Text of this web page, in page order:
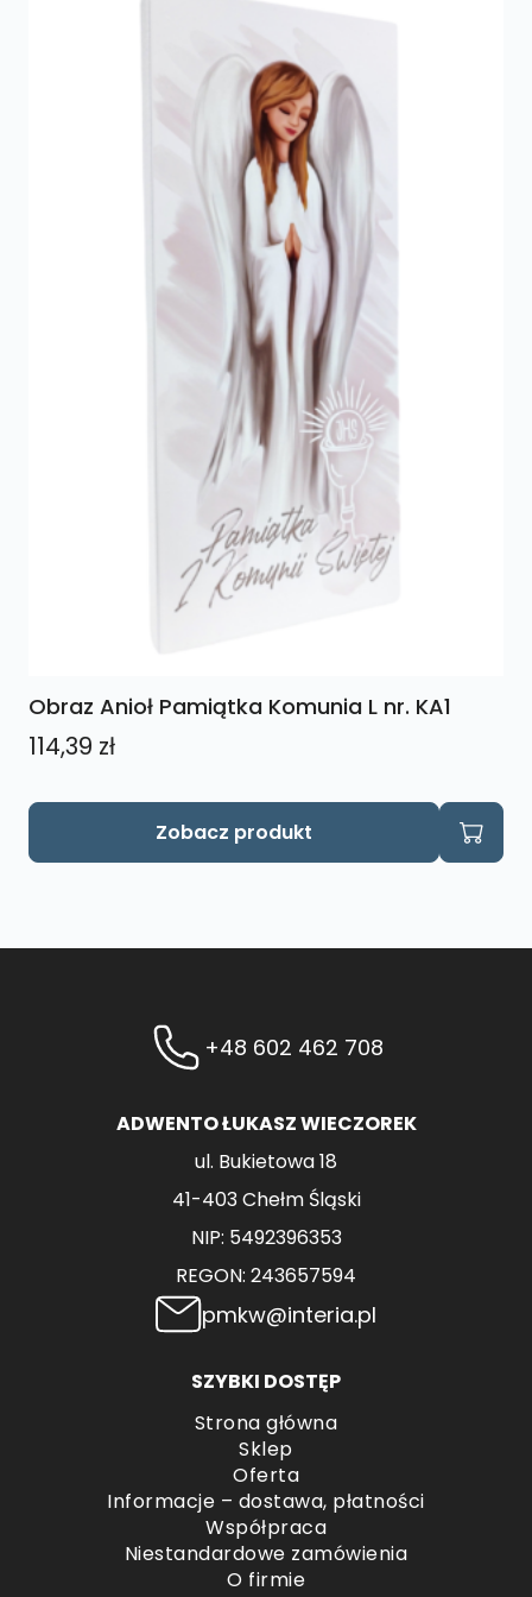
Obraz Anioł Pamiątka Komunia L nr. KA1
114,39 zł
Zobacz produkt
+48 602 462 708
ADWENTO ŁUKASZ WIECZOREK
ul. Bukietowa 18
41-403 Chełm Śląski
NIP: 5492396353
REGON: 243657594
pmkw@interia.pl
SZYBKI DOSTĘP
Strona główna
Sklep
Oferta
Informacje – dostawa, płatności
Współpraca
Niestandardowe zamówienia
O firmie